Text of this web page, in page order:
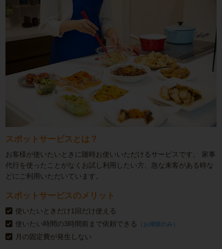
スポットサービスとは？
お客様が使いたいときに随時お使いいただけるサービスです。
家事
代行を使ったことがなくお試し利用したい方、急な来客がある時な
どにご利用いただいています。
スポットサービスのメリット
使いたいときだけ1回だけ使える
使いたい時間の3時間前まで依頼できる
（お掃除のみ）
月の固定費が発生しない